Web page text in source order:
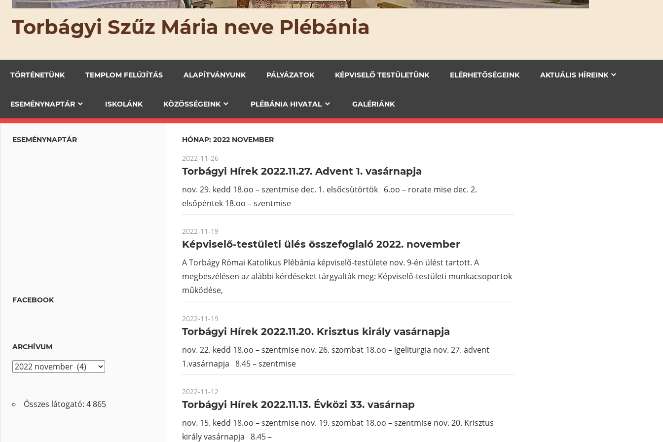
Torbágyi Szűz Mária neve Plébánia
TÖRTÉNETÜNK TEMPLOM FELÚJÍTÁS ALAPÍTVÁNYUNK PÁLYÁZATOK KÉPVISELŐ TESTÜLETÜNK ELÉRHETŐSÉGEINK AKTUÁLIS HÍREINK
ESEMÉNYNAPTÁR ISKOLÁNK KÖZÖSSÉGEINK PLÉBÁNIA HIVATAL GALÉRIÁNK
HÓNAP: 2022 NOVEMBER
2022-11-26
Torbágyi Hírek 2022.11.27. Advent 1. vasárnapja
nov. 29. kedd 18.oo – szentmise dec. 1. elsőcsütörtök 6.oo – rorate mise dec. 2.
elsőpéntek 18.oo – szentmise
2022-11-19
Képviselő-testületi ülés összefoglaló 2022. november
A Torbágy Római Katolikus Plébánia képviselő-testülete nov. 9-én ülést tartott. A
megbeszélésen az alábbi kérdéseket tárgyalták meg: Képviselő-testületi munkacsoportok
működése,
2022-11-19
Torbágyi Hírek 2022.11.20. Krisztus király vasárnapja
nov. 22. kedd 18.oo – szentmise nov. 26. szombat 18.oo – igeliturgia nov. 27. advent
1.vasárnapja 8.45 – szentmise
2022-11-12
Torbágyi Hírek 2022.11.13. Évközi 33. vasárnap
nov. 15. kedd 18.oo – szentmise nov. 19. szombat 18.oo – szentmise nov. 20. Krisztus
király vasárnapja 8.45 –
ESEMÉNYNAPTÁR
FACEBOOK
ARCHÍVUM
A
h
Összes látogató: 4 865